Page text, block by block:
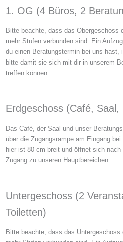
1. OG (4 Büros, 2
Bitte beachte, dass das Obergeschoss
mehr Stufen verbunden sind. Ein
du einen Beratungstermin bei uns hast,
bitte damit sie sich mit dir in unserem
treffen können.
Erdgeschoss (Café, Saal,
Das Café, der Saal und unser
über die Zugangsrampe am Eingang
hier ist 80 cm breit und öffnet sich
Zugang zu unseren Hauptbereichen.
Untergeschoss (2
Toiletten)
Bitte beachte, dass das Untergeschoss